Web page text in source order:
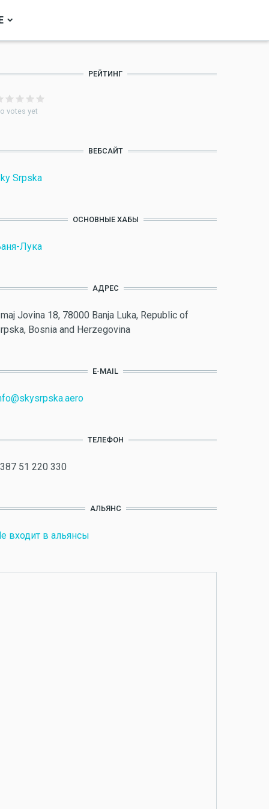
РЕЙТИНГ
votes yet
ВЕБСАЙТ
Srpska
ОСНОВНЫЕ ХАБЫ
Лука
АДРЕС
Jovina 18, 78000 Banja Luka, Republic of
Bosnia and Herzegovina
E-MAIL
ТЕЛЕФОН
51 220 330
АЛЬЯНС
входит в альянсы